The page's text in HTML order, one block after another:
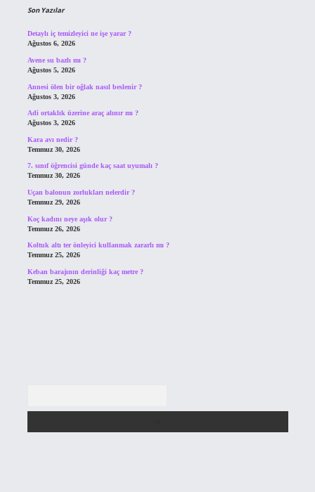
Son Yazılar
Detaylı iç temizleyici ne işe yarar ?
Ağustos 6, 2026
Avene su bazlı mı ?
Ağustos 5, 2026
Annesi ölen bir oğlak nasıl beslenir ?
Ağustos 3, 2026
Adi ortaklık üzerine araç alınır mı ?
Ağustos 3, 2026
Kara avı nedir ?
Temmuz 30, 2026
7. sınıf öğrencisi günde kaç saat uyumalı ?
Temmuz 30, 2026
Uçan balonun zorlukları nelerdir ?
Temmuz 29, 2026
Koç kadını neye aşık olur ?
Temmuz 26, 2026
Koltuk altı ter önleyici kullanmak zararlı mı ?
Temmuz 25, 2026
Keban barajının derinliği kaç metre ?
Temmuz 25, 2026